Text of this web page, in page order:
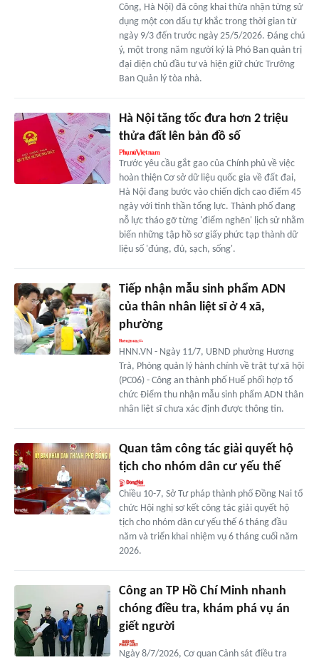
Công, Hà Nội) đã công khai thừa nhận từng sử
dụng một con dấu tự khắc trong thời gian từ
ngày 9/3 đến trước ngày 25/5/2026. Đáng chú
ý, một trong năm người ký là Phó Ban quản trị
đại diện chủ đầu tư và hiện giữ chức Trưởng
Ban Quản lý tòa nhà.
Hà Nội tăng tốc đưa hơn 2 triệu
thửa đất lên bản đồ số
Trước yêu cầu gắt gao của Chính phủ về việc
hoàn thiện Cơ sở dữ liệu quốc gia về đất đai,
Hà Nội đang bước vào chiến dịch cao điểm 45
ngày với tinh thần tổng lực. Thành phố đang
nỗ lực tháo gỡ từng 'điểm nghẽn' lịch sử nhằm
biến những tập hồ sơ giấy phức tạp thành dữ
liệu số 'đúng, đủ, sạch, sống'.
Tiếp nhận mẫu sinh phẩm ADN
của thân nhân liệt sĩ ở 4 xã,
phường
HNN.VN - Ngày 11/7, UBND phường Hương
Trà, Phòng quản lý hành chính về trật tự xã hội
(PC06) - Công an thành phố Huế phối hợp tổ
chức Điểm thu nhận mẫu sinh phẩm ADN thân
nhân liệt sĩ chưa xác định được thông tin.
Quan tâm công tác giải quyết hộ
tịch cho nhóm dân cư yếu thế
Chiều 10-7, Sở Tư pháp thành phố Đồng Nai tổ
chức Hội nghị sơ kết công tác giải quyết hộ
tịch cho nhóm dân cư yếu thế 6 tháng đầu
năm và triển khai nhiệm vụ 6 tháng cuối năm
2026.
Công an TP Hồ Chí Minh nhanh
chóng điều tra, khám phá vụ án
giết người
Ngày 8/7/2026, Cơ quan Cảnh sát điều tra